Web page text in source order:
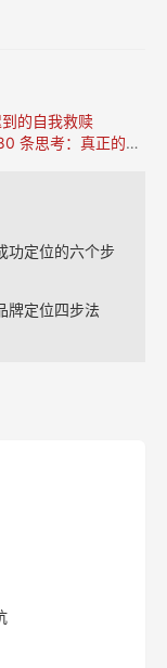
的自我救赎
秘诀是适应社会发展的趋势
功定位的六个步
牌定位四步法